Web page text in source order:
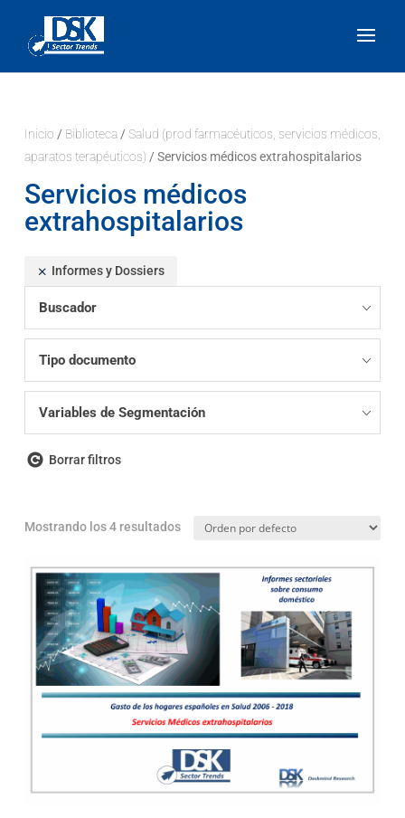
Inicio / Biblioteca/ Salud (prod farmacéuticos, servicios médicos,
aparatos terapéuticos) / Servicios médicos extrahospitalarios
Servicios médicos
extrahospitalarios
Informes y Dossiers
Buscador
Tipo documento
Variables de Segmentación
Borrar filtros
Mostrando los 4 resultados